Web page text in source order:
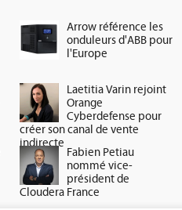
Arrow référence les
onduleurs d'ABB pour
l'Europe
Laetitia Varin rejoint
Orange
Cyberdefense pour
créer son canal de vente
indirecte
Fabien Petiau
nommé vice-
président de
Cloudera France